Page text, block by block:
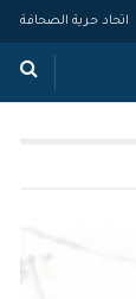
اتحاد حرية الصحافة